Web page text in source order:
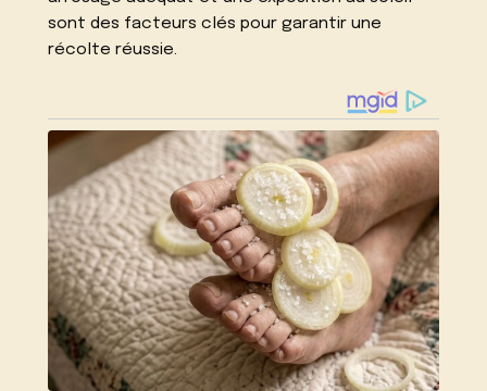
sont des facteurs clés pour garantir une
récolte réussie.